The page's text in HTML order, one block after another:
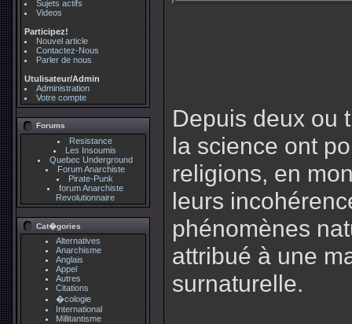
Sujets actifs
Videos
Participez!
Nouvel article
Contactez-Nous
Parler de nous
Utulisateur/Admin
Administration
Votre compte
Forums
Resistance
Les Insoumis
Quebec Underground
Forum Anarchiste
Pirate-Punk
forum Anarchiste
Revolutionnaire
Cat�gories
Alternatives
Anarchisme
Anglais
Appel
Autres
Citations
�cologie
International
Millitantisme
Depuis deux ou
la science ont
religions, en
leurs
phénomènes
attribué à une
surnaturelle.